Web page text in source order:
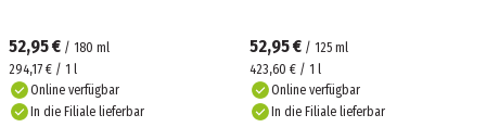
52,95 € / 180 ml
294,17 € / 1 l
Online verfügbar
In die Filiale lieferbar
52,95 € / 125 ml
423,60 € / 1 l
Online verfügbar
In die Filiale lieferbar